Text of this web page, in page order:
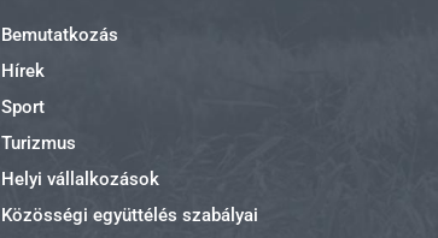
Bemutatkozás
Hírek
Sport
Turizmus
Helyi vállalkozások
Közösségi együttélés szabályai